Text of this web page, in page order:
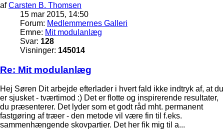
afCarsten B. Thomsen
15 mar 2015, 14:50
Forum: Medlemmernes Galleri
Emne: Mit modulanlæg
Svar: 128
Visninger: 145014
Re: Mit modulanlæg
Hej Søren Dit arbejde efterlader i hvert fald ikke indtryk af, at du
er sjusket - tværtimod :) Det er flotte og inspirerende resultater,
du præsenterer. Det lyder som et godt råd mht. permanent
fastgøring af træer - den metode vil være fin til f.eks.
sammenhængende skovpartier. Det her fik mig til a...